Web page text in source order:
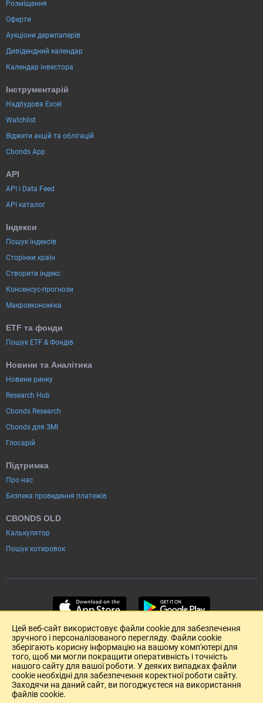
Розміщення
Оферти
Аукціони держпаперів
Дивідендний календар
Календар інвестора
Інструментарій
Надбудова Excel
Watchlist
Віджети акцій та облігацій
Cbonds App
API
API і Data Feed
API каталог
Індекси
Пошук індексів
Сторінки країн
Створити індекс
Консенсус-прогнози
Макроекономіка
ETF та фонди
Пошук ETF & Фондів
Новини та Аналітика
Новини ринку
Research Hub
Cbonds Research
Cbonds для ЗМІ
Глосарій
Підтримка
Про нас
Безпека проведення платежів
CBONDS OLD
Калькулятор
Пошук котировок
Розміщення реклами
Цей веб-сайт використовує файли cookie для забезпечення
зручного і персоналізованого перегляду. Файли cookie
зберігають корисну інформацію на вашому комп'ютері для
того, щоб ми могли покращити оперативність і точність
нашого сайту для вашої роботи. У деяких випадках файли
cookie необхідні для забезпечення коректної роботи сайту.
Заходячи на даний сайт, ви погоджуєтеся на використання
файлів cookie.